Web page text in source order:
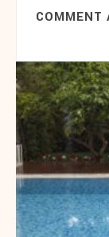
COMMENT